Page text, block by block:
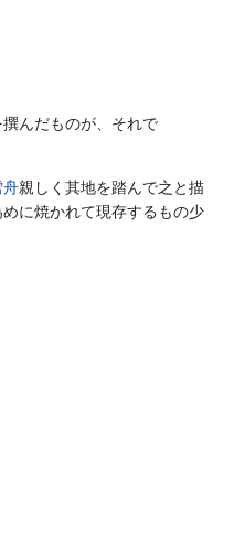
んだものが、それで
舟親しく其地を踏んで之と描
に焼かれて現存するもの少